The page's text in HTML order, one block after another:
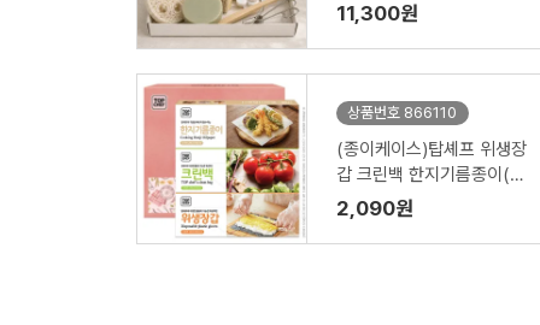
11,300원
상품번호 866110
(종이케이스)탑셰프 위생장
갑 크린백 한지기름종이(3
종)
2,090원